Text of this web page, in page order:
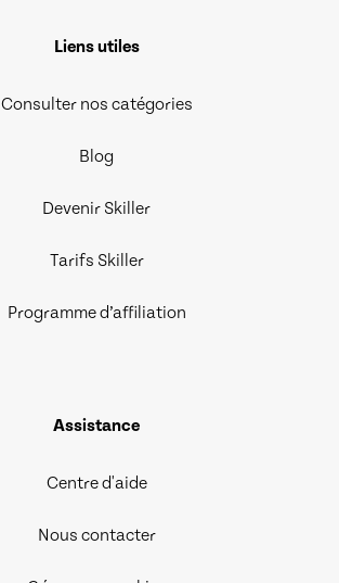
Liens utiles
Consulter nos catégories
Blog
Devenir Skiller
Tarifs Skiller
Programme d’affiliation
Assistance
Centre d'aide
Nous contacter